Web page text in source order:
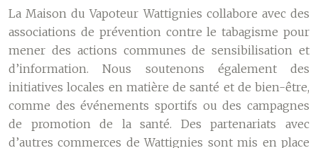
La Maison du Vapoteur Wattignies collabore avec des
associations de prévention contre le tabagisme pour
mener des actions communes de sensibilisation et
d’information. Nous soutenons également des
initiatives locales en matière de santé et de bien-être,
comme des événements sportifs ou des campagnes
de promotion de la santé. Des partenariats avec
d’autres commerces de Wattignies sont mis en place